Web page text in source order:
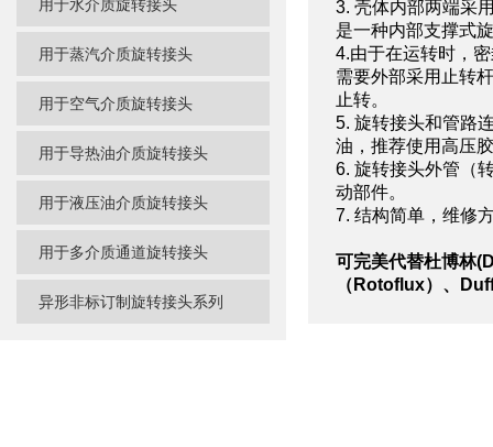
3. 壳体内部两端采
是一种内部支撑式
4.由于在运转时，
需要外部采用止转
止转。
5. 旋转接头和管路
油，推荐使用高压
6. 旋转接头外管（
动部件。
7. 结构简单，维修
可完美代替杜博林
（Rotoflux）、
用于水介质旋转接头
用于蒸汽介质旋转接头
用于空气介质旋转接头
用于导热油介质旋转接头
用于液压油介质旋转接头
用于多介质通道旋转接头
异形非标订制旋转接头系列